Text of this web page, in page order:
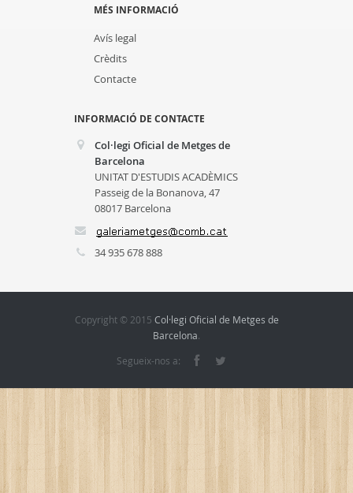
MÉS INFORMACIÓ
Avís legal
Crèdits
Contacte
INFORMACIÓ DE CONTACTE
Col·legi Oficial de Metges de
Barcelona
UNITAT D'ESTUDIS ACADÈMICS
Passeig de la Bonanova, 47
08017 Barcelona
34 935 678 888
Copyright © 2015 Col·legi Oficial de Metges de
Barcelona.
Segueix-nos a: